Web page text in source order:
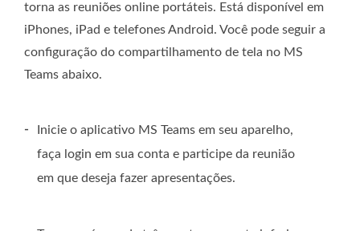
torna as reuniões online portáteis. Está disponível em
iPhones, iPad e telefones Android. Você pode seguir a
configuração do compartilhamento de tela no MS
Teams abaixo.
-
Inicie o aplicativo MS Teams em seu aparelho,
faça login em sua conta e participe da reunião
em que deseja fazer apresentações.